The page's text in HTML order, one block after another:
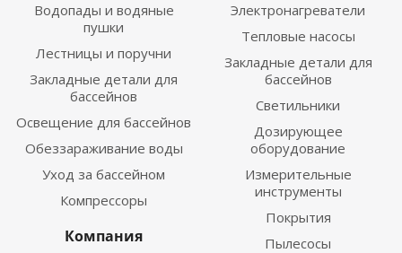
Водопады и водяные
пушки
Лестницы и поручни
Закладные детали для
бассейнов
Освещение для бассейнов
Обеззараживание воды
Уход за бассейном
Компрессоры
Компания
Электронагреватели
Тепловые насосы
Закладные детали для
бассейнов
Светильники
Дозирующее
оборудование
Измерительные
инструменты
Покрытия
Пылесосы